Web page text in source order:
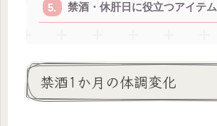
禁酒・休肝日に役立つアイテム
禁酒1か月の体調変化